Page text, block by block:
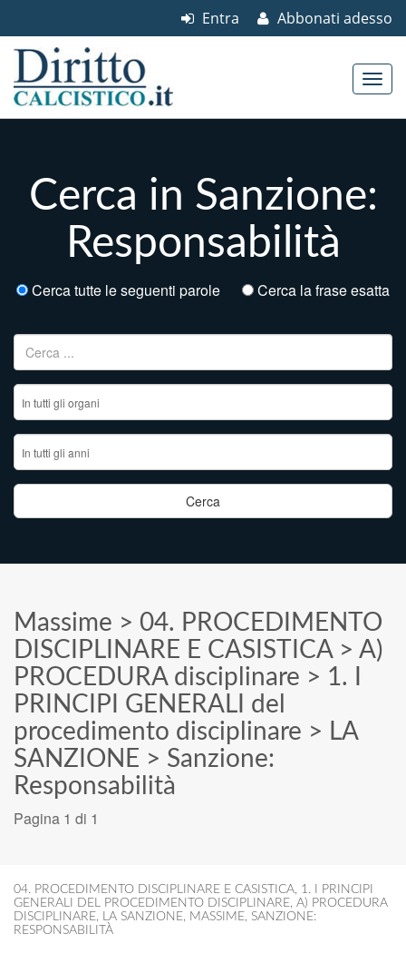
Abbonati adesso
Entra
Cerca in Sanzione:
Responsabilità
Cerca tutte le seguenti parole Cerca la frase esatta
Ricerca per:
Massime > 04. PROCEDIMENTO
DISCIPLINARE E CASISTICA> A)
PROCEDURA disciplinare > 1. I
PRINCIPI GENERALI del
procedimento disciplinare > LA
SANZIONE > Sanzione:
Responsabilità
Pagina 1 di 1
04. PROCEDIMENTO DISCIPLINARE E CASISTICA, 1. I PRINCIPI
GENERALI DEL PROCEDIMENTO DISCIPLINARE, A) PROCEDURA
DISCIPLINARE, LA SANZIONE, MASSIME, SANZIONE:
RESPONSABILITÀ